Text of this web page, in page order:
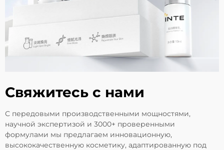
Свяжитесь с нами
С передовыми производственными мощностями,
научной экспертизой и 3000+ проверенными
формулами мы предлагаем инновационную,
высококачественную косметику, адаптированную под